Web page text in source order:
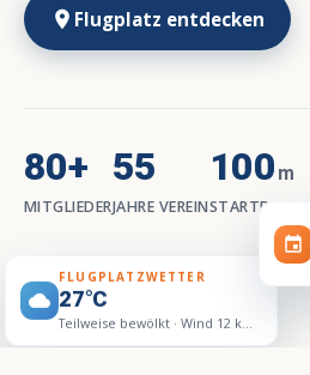
place Flugplatz entdecken
80+
MITGLIEDER
55
JAHRE VEREIN
100 m
STARTBAHN
wb_cloudy
FLUGPLATZWETTER
27°C
Teilweise bewölkt · Wind 12 km/h WNW
event